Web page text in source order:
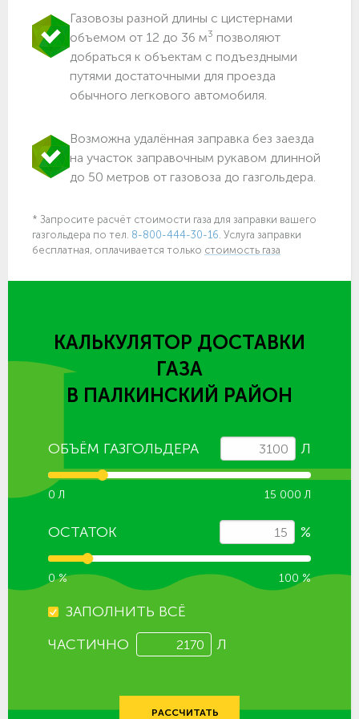
Газовозы разной длины с цистернами
объемом от 12 до 36 м3 позволяют
добраться к объектам c подъездными
путями достаточными для проезда
обычного легкового автомобиля.
Возможна удалённая заправка без заезда
на участок заправочным рукавом длинной
до 50 метров от газовоза до газгольдера.
* Запросите расчёт стоимости газа для заправки вашего
газгольдера по тел. 8-800-444-30-16. Услуга заправки
бесплатная, оплачивается только стоимость газа
КАЛЬКУЛЯТОР ДОСТАВКИ
ГАЗА
В ПАЛКИНСКИЙ РАЙОН
ОБЪЁМ ГАЗГОЛЬДЕРА Л
0 Л 15 000 Л
ОСТАТОК %
0 % 100 %
ЗАПОЛНИТЬ ВСЁ
ЧАСТИЧНО
Л
РАССЧИТАТЬ